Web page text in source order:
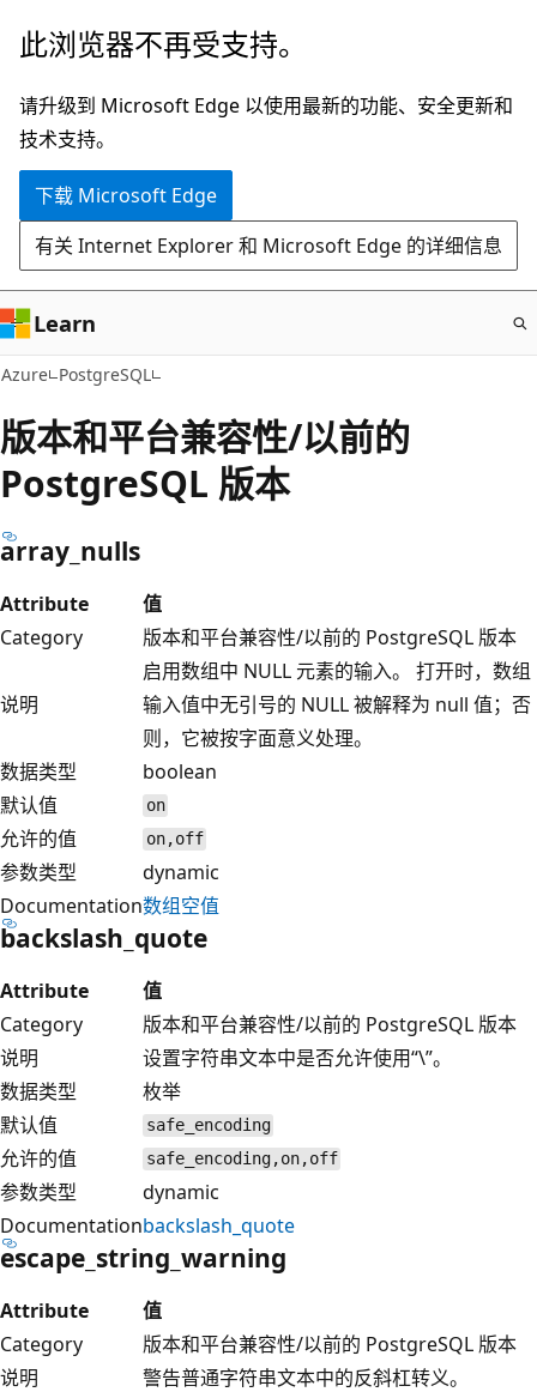
跳
主
要
内
此浏览器不再受支持。
请升级到 Microsoft Edge 以使用最新的功能、安全更新和
技术支持。
下载 Microsoft Edge
有关 Internet Explorer 和 Microsoft Edge 的详细信息
Learn
Azure PostgreSQL
版本和平台兼容性/以前的
PostgreSQL 版本
array_nulls
Attribute
值
Category
版本和平台兼容性/以前的 PostgreSQL 版本
说明
启用数组中 NULL 元素的输入。 打开时，数组
输入值中无引号的 NULL 被解释为 null 值；否
则，它被按字面意义处理。
数据类型
boolean
默认值
on
允许的值 on,off
参数类型
dynamic
Documentation数组空值
backslash_quote
Attribute
值
Category
版本和平台兼容性/以前的 PostgreSQL 版本
说明
设置字符串文本中是否允许使用“\”。
数据类型
枚举
默认值
safe_encoding
允许的值 safe_encoding,on,off
参数类型
dynamic
Documentationbackslash_quote
escape_string_warning
Attribute
值
Category
版本和平台兼容性/以前的 PostgreSQL 版本
说明
警告普通字符串文本中的反斜杠转义。